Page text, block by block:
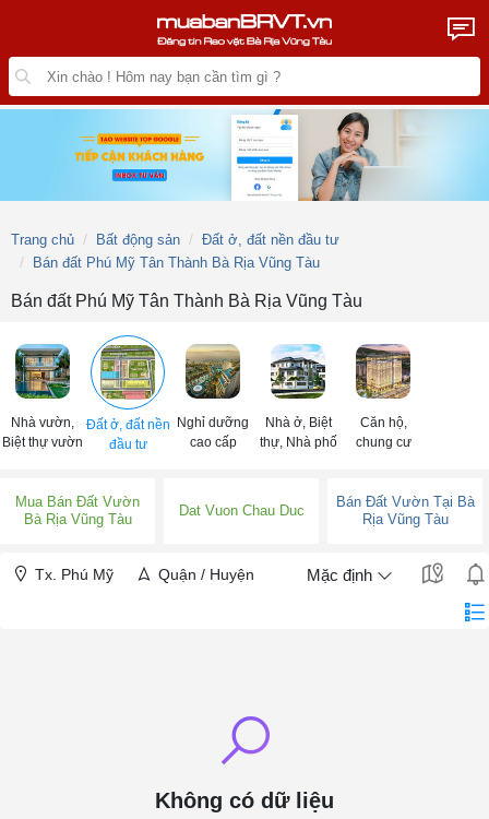
Trang chủ Bất động sản
Đất ở, đất nền đầu tư
Bán đất Phú Mỹ Tân Thành Bà Rịa Vũng Tàu
Bán đất Phú Mỹ Tân Thành Bà Rịa Vũng Tàu
Nhà vườn,
Biệt thự vườn
Đất ở, đất nền
đầu tư
Nghỉ dưỡng
cao cấp
Nhà ở, Biệt
thự, Nhà phố
Căn hộ,
chung cư
Mua Bán Đất Vườn
Bà Rịa Vũng Tàu
Dat Vuon Chau Duc
Bán Đất Vườn Tại Bà
Rịa Vũng Tàu
Tx. Phú Mỹ Quận / Huyện Mặc định
Không có dữ liệu